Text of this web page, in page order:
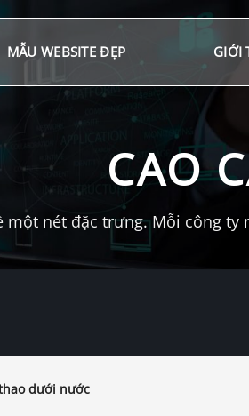
MẪU WEBSITE ĐẸP GIỚI
CAO
một nét đặc trưng. Mỗi công
dưới nước